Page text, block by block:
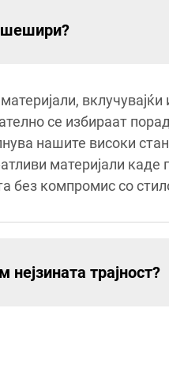
шешири?
вклучувајќи
се избираат
нашите високи
материјали каде
без компромис со
трајност?